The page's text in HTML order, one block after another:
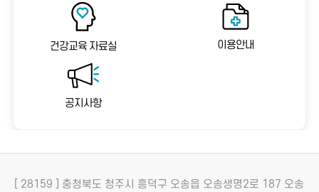
건강교육 자료실 이용안내
공지사항
[ 28159 ] 충청북도 청주시 흥덕구 오송읍 오송생명2로 187 오송